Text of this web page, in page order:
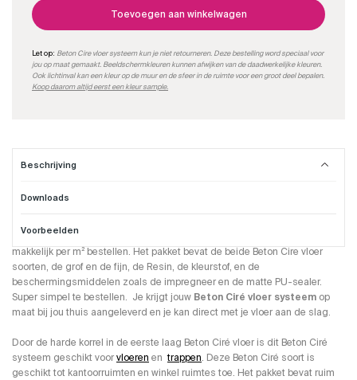
Toevoegen aan winkelwagen
Let op: Beton Cire vloer systeem kun je niet retourneren. Deze bestelling word speciaal voor
jou op maat gemaakt. Beeldschermkleuren kunnen afwijken van de daadwerkelijke kleuren.
Ook lichtinval kan een kleur op de muur en de sfeer in de ruimte voor een groot deel bepalen.
Koop daarom altijd eerst een kleur sample.
Beschrijving
Downloads
Voorbeelden
Beton Cire vloer systeem
Deze volledige professionele set
makkelijk per m² bestellen. Het pakket bevat de beide Beton Cire vloer
soorten, de grof en de fijn, de Resin, de kleurstof, en de
beschermingsmiddelen zoals de impregneer en de matte PU-sealer.
Super simpel te bestellen. Je krijgt jouw Beton Ciré vloer systeem op
maat bij jou thuis aangeleverd en je kan direct met je vloer aan de slag.
Door de harde korrel in de eerste laag Beton Ciré vloer is dit Beton Ciré
systeem geschikt voorvloeren entrappen. Deze Beton Ciré soort is
geschikt tot kantoorruimten en winkel ruimtes toe. Het pakket bevat ruim